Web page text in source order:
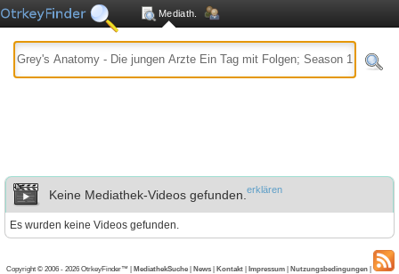
Mediath.
Keine Mediathek-Videos gefunden. erklären
Es wurden keine Videos gefunden.
Copyright © 2006 - 2026 OtrkeyFinder™ | MediathekSuche | News | Kontakt | Impressum | Nutzungsbedingungen |